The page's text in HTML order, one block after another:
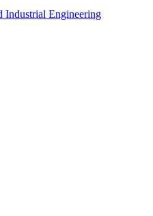
Industrial Engineering